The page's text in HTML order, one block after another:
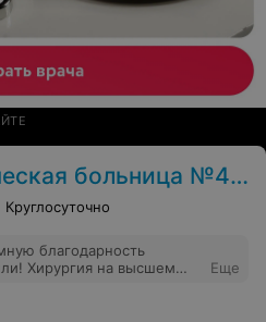
больница №4 г. Гродно
Круглосуточно
благодарность
Хирургия на высшем
Еще